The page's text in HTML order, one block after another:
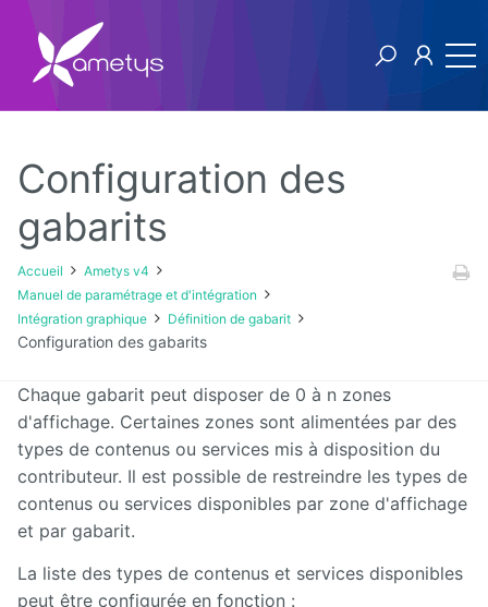
Ametys v4
Licence
Manuel
utilisateur
Manuel
d'installation
et
d'exploitation
d'administration
paramétrage
et
Configuration des
gabarits
Accueil
Ametys v4
Manuel de paramétrage et d'intégration
Intégration graphique
Définition de gabarit
Configuration des gabarits
Chaque gabarit peut disposer de 0 à n zones
d'affichage. Certaines zones sont alimentées par des
types de contenus ou services mis à disposition du
contributeur. Il est possible de restreindre les types de
contenus ou services disponibles par zone d'affichage
et par gabarit.
La liste des types de contenus et services disponibles
peut être configurée en fonction :